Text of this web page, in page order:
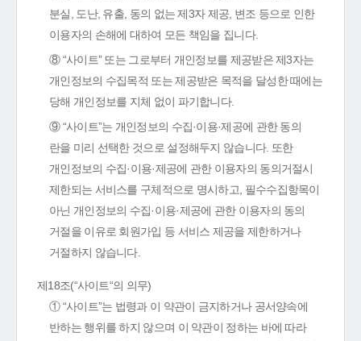
분실, 도난, 유출, 동의 없는 제3자 제공, 변조 등으로 인한
이용자의 손해에 대하여 모든 책임을 집니다.
⑧ “사이트” 또는 그로부터 개인정보를 제공받은 제3자는
개인정보의 수집목적 또는 제공받은 목적을 달성한 때에는
당해 개인정보를 지체 없이 파기합니다.
⑨ “사이트”는 개인정보의 수집·이용·제공에 관한 동의
란을 미리 선택한 것으로 설정해두지 않습니다. 또한
개인정보의 수집·이용·제공에 관한 이용자의 동의거절시
제한되는 서비스를 구체적으로 명시하고, 필수수집항목이
아닌 개인정보의 수집·이용·제공에 관한 이용자의 동의
거절을 이유로 회원가입 등 서비스 제공을 제한하거나
거절하지 않습니다.
제18조(“사이트“의 의무)
① “사이트”는 법령과 이 약관이 금지하거나 공서양속에
반하는 행위를 하지 않으며 이 약관이 정하는 바에 따라